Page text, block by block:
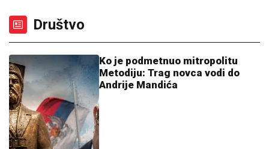
Društvo
Ko je podmetnuo mitropolitu
Metodiju: Trag novca vodi do
Andrije Mandića